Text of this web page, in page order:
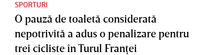
SPORTURI
O pauză de toaletă considerată
nepotrivită a adus o penalizare pentru
trei cicliste în Turul Franţei